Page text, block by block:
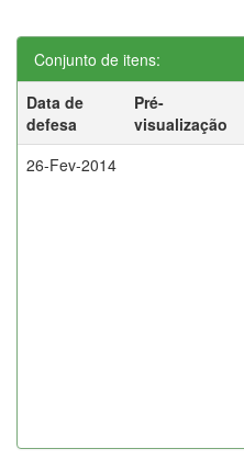
Conjunto de itens:
Data de
defesa
Pré-
visualização
26-Fev-2014